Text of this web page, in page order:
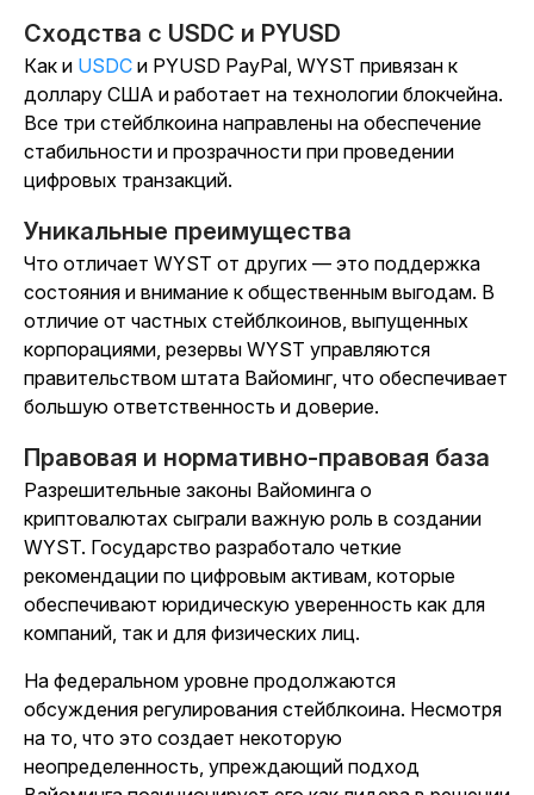
Сходства с USDC и PYUSD
Как и USDC и PYUSD PayPal, WYST привязан к
доллару США и работает на технологии блокчейна.
Все три стейблкоина направлены на обеспечение
стабильности и прозрачности при проведении
цифровых транзакций.
Уникальные преимущества
Что отличает WYST от других — это поддержка
состояния и внимание к общественным выгодам. В
отличие от частных стейблкоинов, выпущенных
корпорациями, резервы WYST управляются
правительством штата Вайоминг, что обеспечивает
большую ответственность и доверие.
Правовая и нормативно-правовая база
Разрешительные законы Вайоминга о
криптовалютах сыграли важную роль в создании
WYST. Государство разработало четкие
рекомендации по цифровым активам, которые
обеспечивают юридическую уверенность как для
компаний, так и для физических лиц.
На федеральном уровне продолжаются
обсуждения регулирования стейблкоина. Несмотря
на то, что это создает некоторую
неопределенность, упреждающий подход